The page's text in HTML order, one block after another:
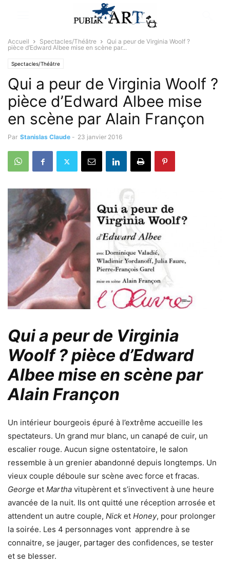
Accueil Spectacles/Théâtre
Qui a peur de Virginia Woolf ?
pièce d’Edward Albee mise en scène par...
Spectacles/Théâtre
Qui a peur de Virginia Woolf ?
pièce d’Edward Albee mise
en scène par Alain Françon
Par Stanislas Claude - 23 janvier 2016
Qui a peur de Virginia
Woolf ? pièce d’Edward
Albee mise en scène par
Alain Françon
Un intérieur bourgeois épuré à l’extrême accueille les
spectateurs. Un grand mur blanc, un canapé de cuir, un
escalier rouge. Aucun signe ostentatoire, le salon
ressemble à un grenier abandonné depuis longtemps. Un
vieux couple déboule sur scène avec force et fracas.
George et Martha vitupèrent et s’invectivent à une heure
avancée de la nuit. Ils ont quitté une réception arrosée et
attendent un autre couple, Nick et Honey, pour prolonger
la soirée. Les 4 personnages vont apprendre à se
connaitre, se jauger, partager des confidences, se tester
et se blesser.